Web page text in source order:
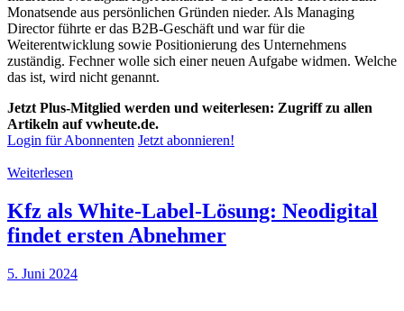
Monatsende aus persönlichen Gründen nieder. Als Managing
Director führte er das B2B-Geschäft und war für die
Weiterentwicklung sowie Positionierung des Unternehmens
zuständig. Fechner wolle sich einer neuen Aufgabe widmen. Welche
das ist, wird nicht genannt.
Jetzt Plus-Mitglied werden und weiterlesen: Zugriff zu allen
Artikeln auf vwheute.de.
Login für Abonnenten Jetzt abonnieren!
Weiterlesen
Kfz als White-Label-Lösung: Neodigital
findet ersten Abnehmer
5. Juni 2024